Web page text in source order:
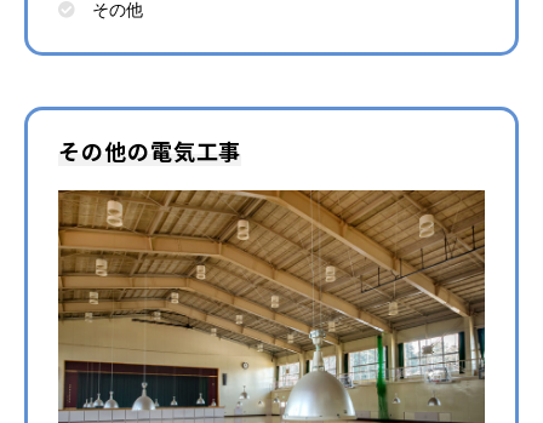
その他
その他の電気工事